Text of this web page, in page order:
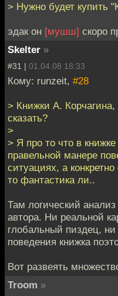
> Нужно будет купить
эдак он [мушш] скоро
Skelter »
#31 | 01.04.08 18:33
Кому: runzeit, #28
> Книжки А.
сказать?
>
> Я про то что в
правельной манере
ситуациях, а
то фантастика ли..
Там логический
автора. Ни реальной
глобальный пиздец,
поведения книжка
Вот развеять
Troom »